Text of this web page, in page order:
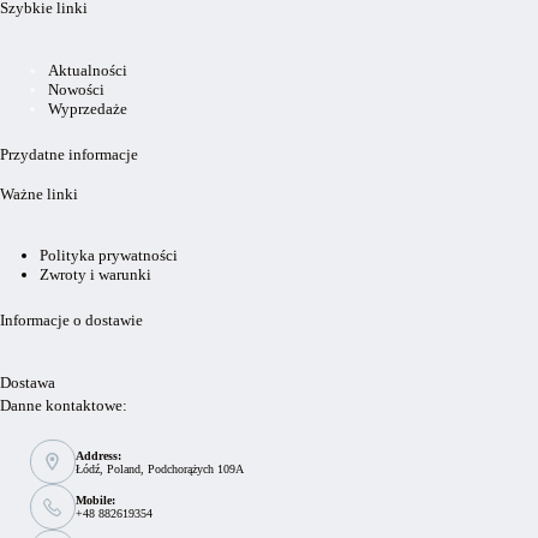
Szybkie linki
Aktualności
Nowości
Wyprzedaże
Przydatne informacje
Ważne linki
Polityka prywatności
Zwroty i warunki
Informacje o dostawie
Dostawa
Danne kontaktowe:
Address:
Łódź, Poland, Podchorążych 109A
Mobile:
+48 882619354